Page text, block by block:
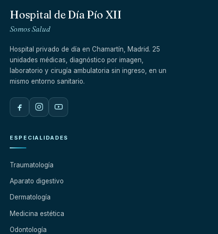
Hospital de Día Pío XII
Somos Salud
Hospital privado de día en Chamartín, Madrid. 25
unidades médicas, diagnóstico por imagen,
laboratorio y cirugía ambulatoria sin ingreso, en un
mismo entorno sanitario.
ESPECIALIDADES
Traumatología
Aparato digestivo
Dermatología
Medicina estética
Odontología